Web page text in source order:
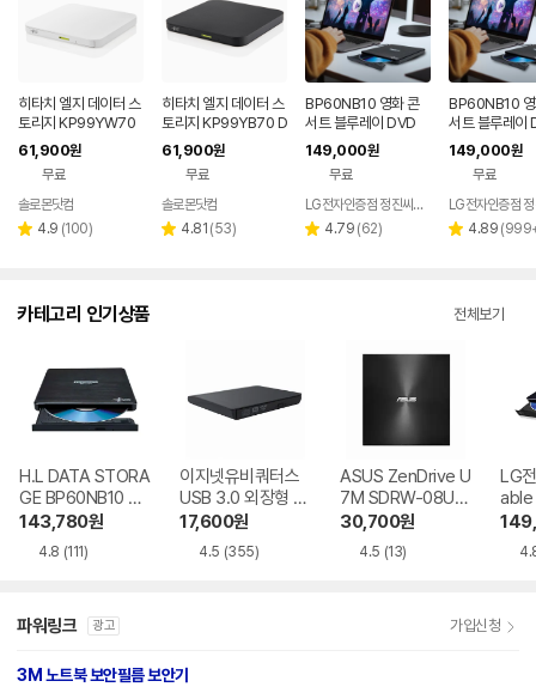
히타치 엘지 데이터 스
토리지 KP99YW70
DVD 화이트 외장OD
D CD DVD 리핑 안드
로이드
61,900원
무료
페이
솔로몬닷컴
별 4.9 리
(100)
히타치 엘지 데이터 스
토리지 KP99YB70 D
VD 블랙 외장ODD C
D DVD 리핑 안드로이
61,900원
무료
페이
솔로몬닷컴
별 4.81 리
(53)
BP60NB10 영화 콘
서트 블루레이 DVD
플레이어 노트북 외장
ODD 맥 호환
149,000원
무료
LG전자인증점 정진씨앤에스
별 4.79 리
(62)
BP60NB10 영
서트 블루레이
D 재생 리핑 노
장 ODD
149,000원
무료
별 4.89 리
(
카테고리 인기상품 전체보기
H.L DATA STORA
GE BP60NB10 블
루레이 외장ODD
143,780원
4.8 (111)
이지넷유비쿼터스
USB 3.0 외장형 D
VD-RW NEXT-20
0DVD-RW
17,600원
4.5 (355)
ASUS ZenDrive U
7M SDRW-08U7
M-U-B
30,700원
4.5 (13)
LG
able
파워링크 광고 가입신청
3M 노트북 보안필름 보안기